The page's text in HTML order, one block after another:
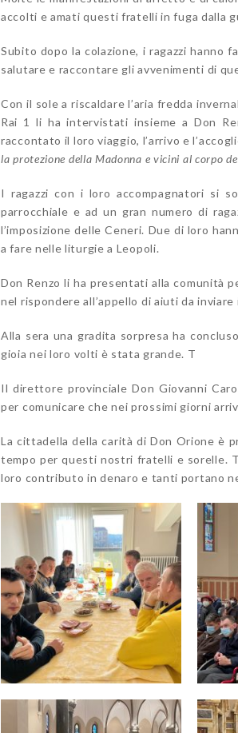
accolti e amati questi fratelli in fuga dalla
Subito dopo la colazione, i ragazzi hanno
salutare e raccontare gli avvenimenti di
Con il sole a riscaldare l’aria fredda
Rai 1 li ha intervistati insieme a Don
raccontato il loro viaggio, l’arrivo e
la protezione della Madonna e vicini al corpo
I ragazzi con i loro accompagnatori si
parrocchiale e ad un gran numero di
l’imposizione delle Ceneri. Due di loro
a fare nelle liturgie a Leopoli.
Don Renzo li ha presentati alla comunità
nel rispondere all’appello di aiuti da inviare
Alla sera una gradita sorpresa ha
gioia nei loro volti è stata grande. T
Il direttore provinciale Don Giovanni
per comunicare che nei prossimi giorni
La cittadella della carità di Don Orione è
tempo per questi nostri fratelli e sorelle.
loro contributo in denaro e tanti portano